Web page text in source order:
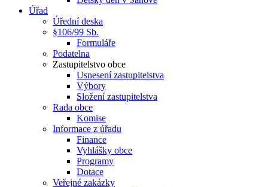
Úřad
Úřední deska
§106/99 Sb.
Formuláře
Podatelna
Zastupitelstvo obce
Usnesení zastupitelstva
Výbory
Složení zastupitelstva
Rada obce
Komise
Informace z úřadu
Finance
Vyhlášky obce
Programy
Dotace
Veřejné zakázky